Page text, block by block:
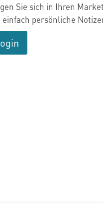
Sie sich in Ihren
einfach persönliche